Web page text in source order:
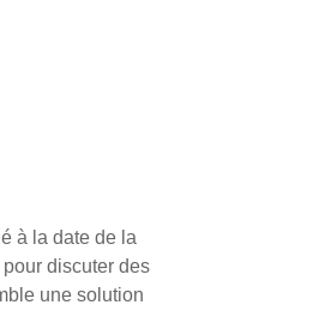
à la date de la
discuter des
une solution